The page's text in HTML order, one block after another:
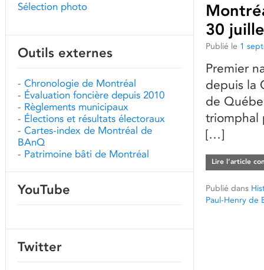
30
Publié le 1
Premier
depuis la
de
triomphal
[…]
Lire l’article
Publié dans
Paul-Henry de
Sélection photo
Outils externes
- Chronologie de Montréal
- Évaluation foncière depuis 2010
- Règlements municipaux
- Élections et résultats électoraux
- Cartes-index de Montréal de
BAnQ
- Patrimoine bâti de Montréal
YouTube
Twitter